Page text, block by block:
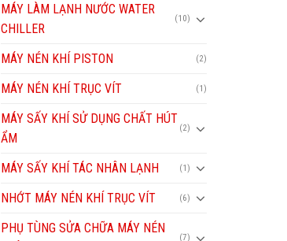
MÁY LÀM LẠNH NƯỚC WATER
CHILLER
(10)
MÁY NÉN KHÍ PISTON (2)
MÁY NÉN KHÍ TRỤC VÍT (1)
MÁY SẤY KHÍ SỬ DỤNG CHẤT HÚT
ẨM
(2)
MÁY SẤY KHÍ TÁC NHÂN LẠNH (1)
NHỚT MÁY NÉN KHÍ TRỤC VÍT (6)
PHỤ TÙNG SỬA CHỮA MÁY NÉN
(7)